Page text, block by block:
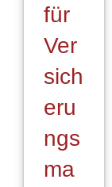
für
Ver
sich
eru
ngs
ma